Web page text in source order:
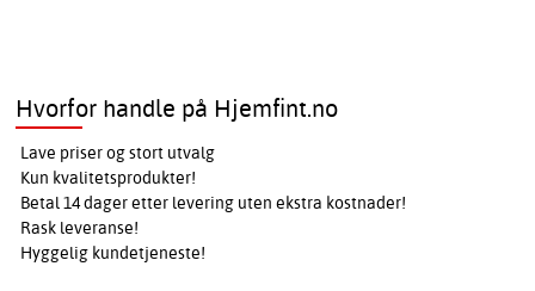
Hvorfor handle på Hjemfint.no
Lave priser og stort utvalg
Kun kvalitetsprodukter!
Betal 14 dager etter levering uten ekstra kostnader!
Rask leveranse!
Hyggelig kundetjeneste!